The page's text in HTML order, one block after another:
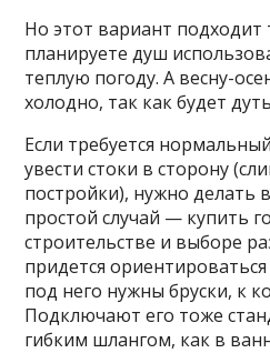
Но этот вариант подходит
планируете душ
теплую погоду. А весну-
холодно, так как будет
Если требуется
увести стоки в сторону
постройки), нужно делать
простой случай — купить
строительстве и выборе
придется
под него нужны бруски, к
Подключают его тоже
гибким шлангом, как в